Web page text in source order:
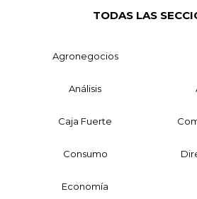
TODAS LAS
Agronegocios
Análisis
Caja Fuerte
Consumo
Economía